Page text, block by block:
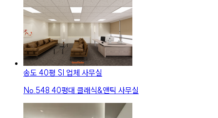
송도 40평 SI 업체 사무실
No. 548 40평대 클래식&앤틱 사무실